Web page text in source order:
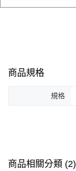
商品規格
規格
商品相關分類 (2)